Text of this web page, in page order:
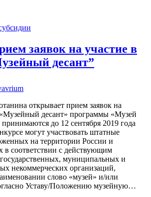
заявок на участие в
десант”
открывает прием заявок на
«Музейный десант» программы «Музей
до 12 сентября 2019 года
могут участвовать штатные
на территории России и
в соответствии с действующим
государственных, муниципальных и
некоммерческих организаций,
слово «музей» и/или
Уставу/Положению музейную…